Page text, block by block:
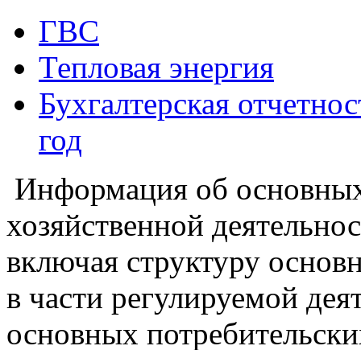
ГВС
Тепловая энергия
Бухгалтерская
год
Информация об
хозяйственной
включая структуру
в части регулируемой
основных